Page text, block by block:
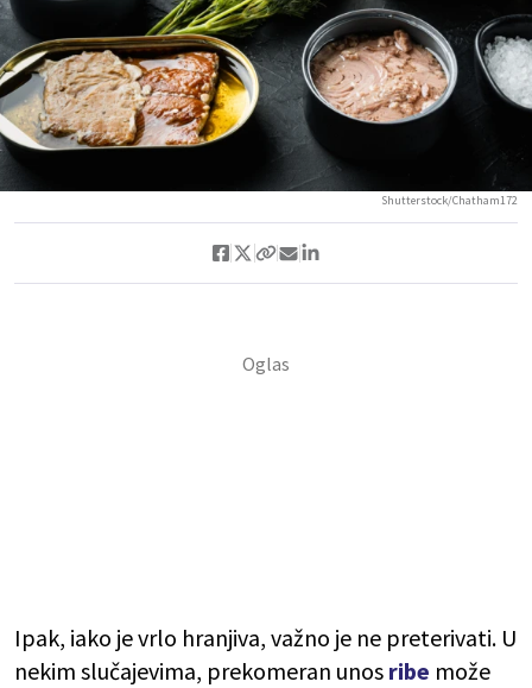
Shutterstock/Chatham172
Ipak, iako je vrlo hranjiva, važno je ne preterivati. U
nekim slučajevima, prekomeran unos ribe može